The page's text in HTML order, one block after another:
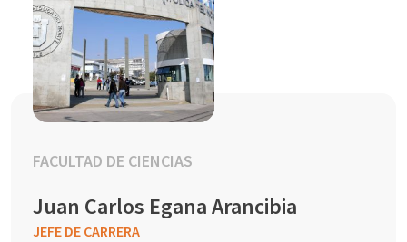
FACULTAD DE CIENCIAS
Juan Carlos Egana Arancibia
JEFE DE CARRERA